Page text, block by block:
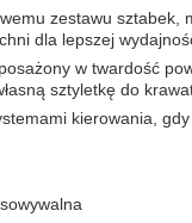
zestawu sztabek,
dla lepszej
w twardość
sztyletkę do
kierowania,